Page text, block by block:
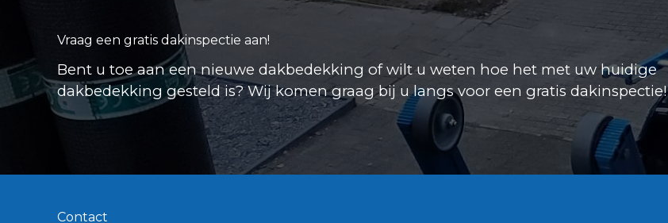
Vraag een gratis dakinspectie aan!
Bent u toe aan een nieuwe dakbedekking of wilt u weten hoe het met uw huidige
dakbedekking gesteld is? Wij komen graag bij u langs voor een gratis dakinspectie!
Contact